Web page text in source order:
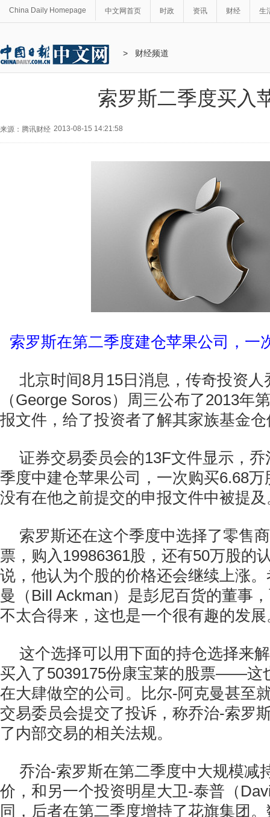
China Daily Homepage 中文网首页 时政 资讯 财经 生
> 财经频道
索罗斯二季度买入
来源：腾讯财经 2013-08-15 14:21:58
索罗斯在第二季度建仓苹果公司，一
北京时间8月15日消息，传奇投资人
（George Soros）周三公布了2013年
报文件，给了投资者了解其家族基金
证券交易委员会的13F文件显示，
季度中建仓苹果公司，一次购买6.68
没有在他之前提交的申报文件中被提及
索罗斯还在这个季度中选择了零售
票，购入19986361股，还有50万股的
说，他认为个股的价格还会继续上涨
曼（Bill Ackman）是彭尼百货的董事
不太合得来，这也是一个很有趣的发展
这个选择可以用下面的持仓选择来
买入了5039175份康宝莱的股票——这
在大肆做空的公司。比尔-阿克曼甚至
交易委员会提交了投诉，称乔治-索罗
了内部交易的相关法规。
乔治-索罗斯在第二季度中大规模减
价，和另一个投资明星大卫-泰普（
同，后者在第二季度增持了花旗集团